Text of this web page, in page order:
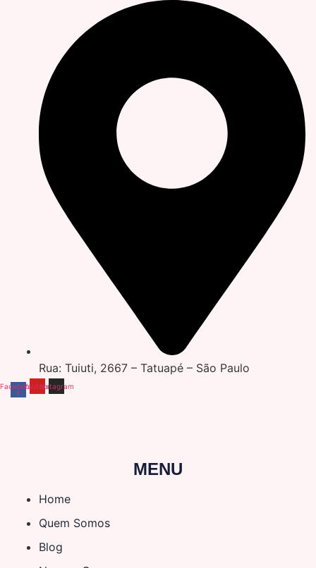
Rua: Tuiuti, 2667 – Tatuapé – São Paulo
Facebook-
f
YoutubeInstagram
MENU
Home
Quem Somos
Blog